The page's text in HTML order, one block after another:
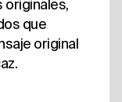
originales,
que
original